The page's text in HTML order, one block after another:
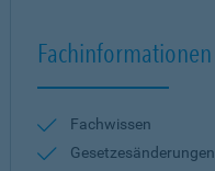
Fachinformationen
Fachwissen
Gesetzesänderungen